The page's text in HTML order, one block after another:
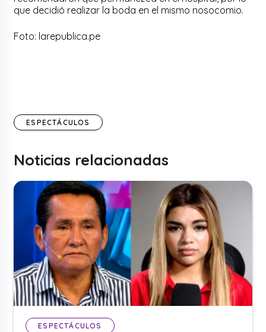
que decidió realizar la boda en el mismo nosocomio.
Foto: larepublica.pe
ESPECTÁCULOS
Noticias relacionadas
ESPECTÁCULOS